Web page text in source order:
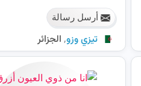
أرسل رسالة
تيزي وزو, الجزائر